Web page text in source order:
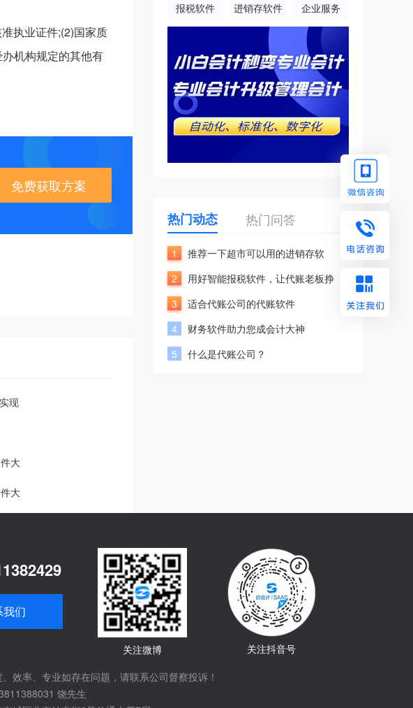
执业证件;(2)国家质
机构规定的其他有
免费获取方案
现
大
大
报税软件 进销存软件 企业服务
热门动态 热门问答
1
推荐一下超市可以用的进销存软
2
用好智能报税软件，让代账老板挣
3
适合代账公司的代账软件
4
财务软件助力您成会计大神
5
什么是代账公司？
我们
关注微博
关注抖音号
效率、专业如存在问题，请联系公司督察投诉！
饶先生